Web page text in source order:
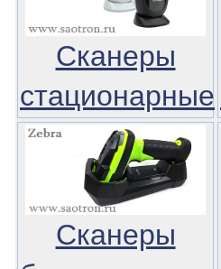
Сканеры
стационарные
Сканеры